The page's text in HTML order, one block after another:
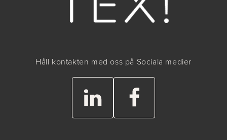
Håll kontakten med oss på Sociala medier